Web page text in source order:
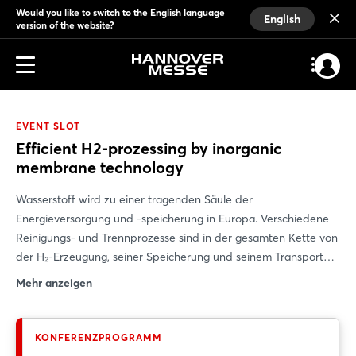
Would you like to switch to the English language
version of the website?
English
EVENT SLOT
Efficient H2-prozessing by inorganic
membrane technology
Wasserstoff wird zu einer tragenden Säule der
Energieversorgung und -speicherung in Europa. Verschiedene
Reinigungs- und Trennprozesse sind in der gesamten Kette von
der H₂-Erzeugung, seiner Speicherung und seinem Transport
bis zur endgültigen Nutzung notwendig. Bei der Verwendung
Membranen ermöglichen Trennprozesse mit bis zu 90 %
Mehr anzeigen
KONFERENZPROGRAMM